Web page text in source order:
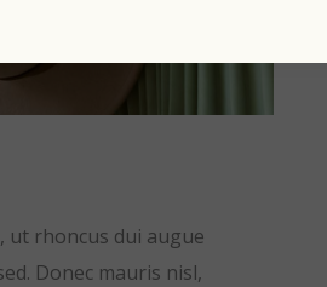
ut rhoncus dui augue
Donec mauris nisl,